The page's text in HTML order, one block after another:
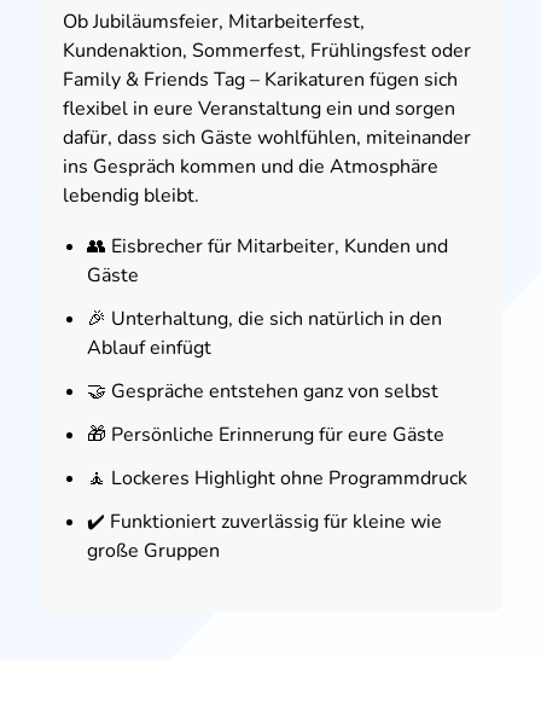
Ob Jubiläumsfeier, Mitarbeiterfest,
Kundenaktion, Sommerfest, Frühlingsfest oder
Family & Friends Tag – Karikaturen fügen sich
flexibel in eure Veranstaltung ein und sorgen
dafür, dass sich Gäste wohlfühlen, miteinander
ins Gespräch kommen und die Atmosphäre
lebendig bleibt.
👥 Eisbrecher für Mitarbeiter, Kunden und
Gäste
🎉 Unterhaltung, die sich natürlich in den
Ablauf einfügt
🤝 Gespräche entstehen ganz von selbst
🎁 Persönliche Erinnerung für eure Gäste
🧘 Lockeres Highlight ohne Programmdruck
✔️ Funktioniert zuverlässig für kleine wie
große Gruppen